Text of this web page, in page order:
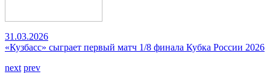
31.03.2026
«Кузбасс» сыграет первый матч 1/8 финала Кубка России 2026
next prev